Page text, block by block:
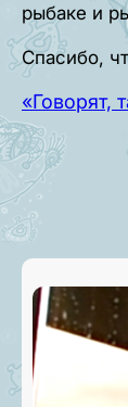
рыбаке и
Спасибо,
«Говорят,